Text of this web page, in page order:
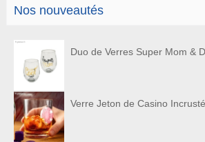
Nos nouveautés
Duo de Verres Super Mom &
Verre Jeton de Casino Incrusté